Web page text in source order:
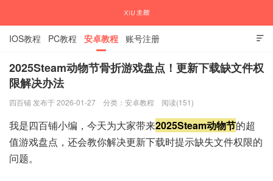
国内外APP下载注册教程

IOS教程 PC教程 安卓教程 账号注册
2025Steam动物节骨折游戏盘点！更新下载缺文件权
限解决办法
四百铺 发布于 2026-01-27 分类： 安卓教程 阅读(151)
我是四百铺小编，今天为大家带来2025Steam动物节的超
值游戏盘点，还会教你解决更新下载时提示缺失文件权限的
问题。